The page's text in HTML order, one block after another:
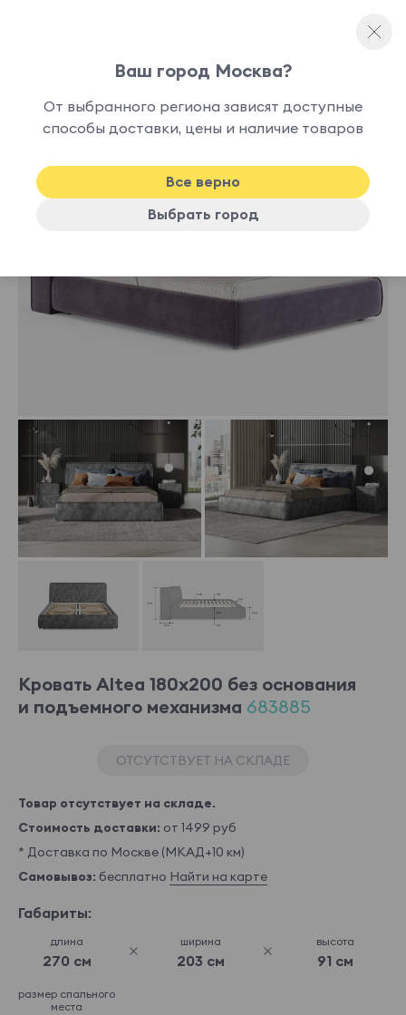
наличии
Кровать Altea 180x200 без основания
и подъемного механизма 683885
ОТСУТСТВУЕТ НА СКЛАДЕ
Товар отсутствует на складе.
Стоимость доставки: от 1499 руб
* Доставка по Москве (МКАД+10 км)
Самовывоз: бесплатно Найти на карте
Габариты:
длина
270 см
ширина
203 см
высота
91 см
размер спального
места
Ваш город Москва?
От выбранного региона зависят доступные
способы доставки, цены и наличие товаров
Все верно
Выбрать город